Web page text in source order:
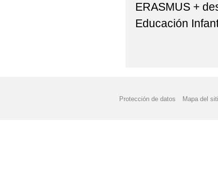
ERASMUS +
Educación
Protección de datos Mapa del